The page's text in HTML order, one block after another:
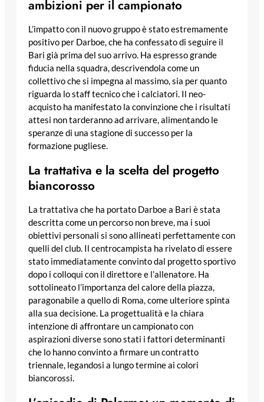
ambizioni per il campionato
L’impatto con il nuovo gruppo è stato estremamente
positivo per Darboe, che ha confessato di seguire il
Bari già prima del suo arrivo. Ha espresso grande
fiducia nella squadra, descrivendola come un
collettivo che si impegna al massimo, sia per quanto
riguarda lo staff tecnico che i calciatori. Il neo-
acquisto ha manifestato la convinzione che i risultati
attesi non tarderanno ad arrivare, alimentando le
speranze di una stagione di successo per la
formazione pugliese.
La trattativa e la scelta del progetto
biancorosso
La trattativa che ha portato Darboe a Bari è stata
descritta come un percorso non breve, ma i suoi
obiettivi personali si sono allineati perfettamente con
quelli del club. Il centrocampista ha rivelato di essere
stato immediatamente convinto dal progetto sportivo
dopo i colloqui con il direttore e l’allenatore. Ha
sottolineato l’importanza del calore della piazza,
paragonabile a quello di Roma, come ulteriore spinta
alla sua decisione. La progettualità e la chiara
intenzione di affrontare un campionato con
aspirazioni diverse sono stati i fattori determinanti
che lo hanno convinto a firmare un contratto
triennale, legandosi a lungo termine ai colori
biancorossi.